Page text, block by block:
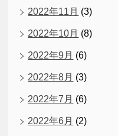
2022年11月 (3)
2022年10月 (8)
2022年9月 (6)
2022年8月 (3)
2022年7月 (6)
2022年6月 (2)